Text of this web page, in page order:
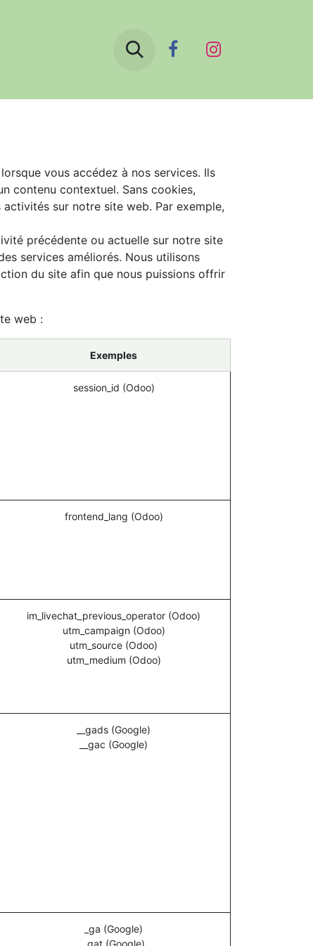
Le blog Contactez-nous
vous accédez à nos services. Ils
contenu contextuel. Sans cookies,
sur notre site web. Par exemple,
précédente ou actuelle sur notre site
services améliorés. Nous utilisons
du site afin que nous puissions offrir
web :
Exemples
session_id (Odoo)
frontend_lang (Odoo)
im_livechat_previous_operator (Odoo)
utm_campaign (Odoo)
utm_source (Odoo)
utm_medium (Odoo)
__gads (Google)
__gac (Google)
_ga (Google)
_gat (Google)